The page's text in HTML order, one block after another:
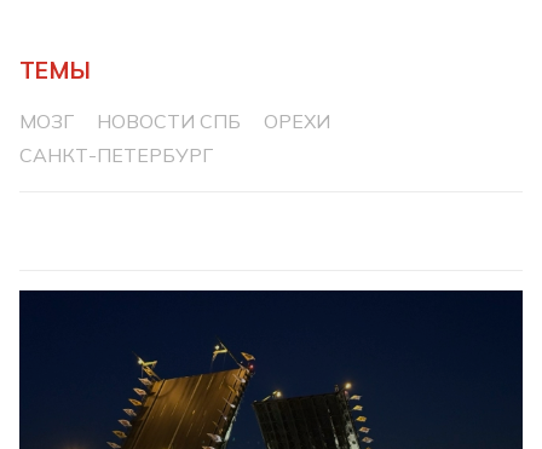
ТЕМЫ
МОЗГ НОВОСТИ СПБ
ОРЕХИ
САНКТ-ПЕТЕРБУРГ